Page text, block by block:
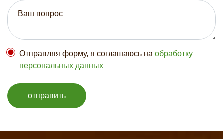
Отправляя форму, я соглашаюсь на обработку
персональных данных
отправить